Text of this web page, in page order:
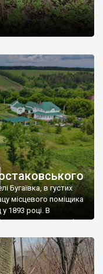
Бугаївка, в густих
місцевого поміщика
1893 році. В
школа, потім
лікарню. Коли із